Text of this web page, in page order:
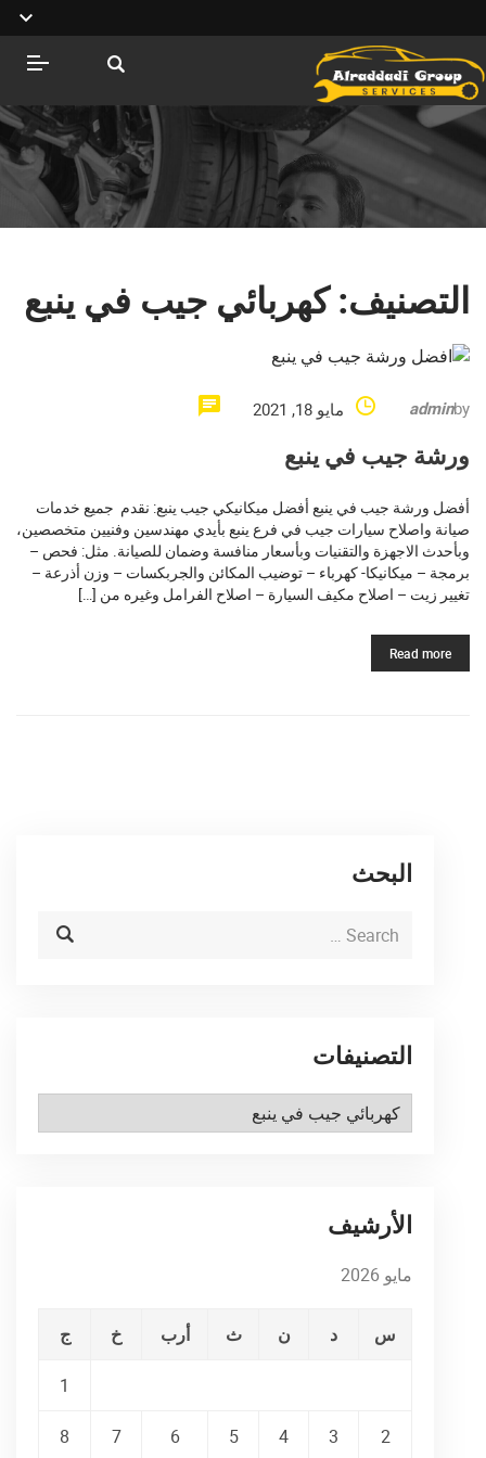
التصنيف: كهربائي جيب في ينبع
by
admin مايو 18, 2021
ورشة جيب في ينبع
أفضل ورشة جيب في ينبع أفضل ميكانيكي جيب ينبع: نقدم جميع خدمات
صيانة واصلاح سيارات جيب في فرع ينبع بأيدي مهندسين وفنيين متخصصين،
وبأحدث الاجهزة والتقنيات وبأسعار منافسة وضمان للصيانة. مثل: فحص –
برمجة – ميكانيكا- كهرباء – توضيب المكائن والجربكسات – وزن أذرعة –
تغيير زيت – اصلاح مكيف السيارة – اصلاح الفرامل وغيره من […]
Read more
البحث
التصنيفات
التصنيفات
الأرشيف
مايو 2026
س د ن ث أرب خ ج
1
2
3
4
5
6
7
8